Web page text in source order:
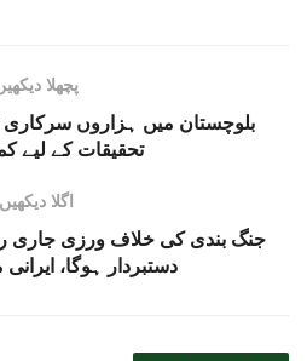
پچھلا
بلوچستان میں ہزاروں سرکاری
تحقیقات کے لیے
اگلا دیکھیں
جنگ بندی کی خلاف ورزی جاری
دستبردار ہوگا،